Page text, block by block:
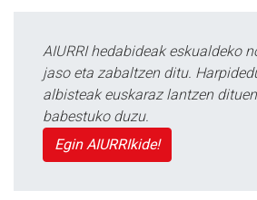
AIURRI hedabideak eskualdeko
jaso eta zabaltzen ditu.
albisteak euskaraz lantzen
babestuko duzu.
Egin AIURRIkide!